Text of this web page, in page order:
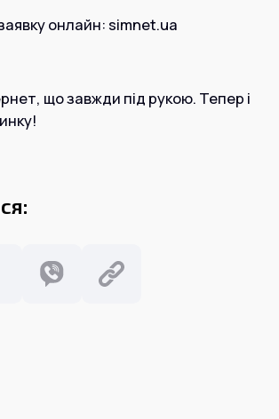
онлайн: simnet.ua
що завжди під рукою. Тепер і